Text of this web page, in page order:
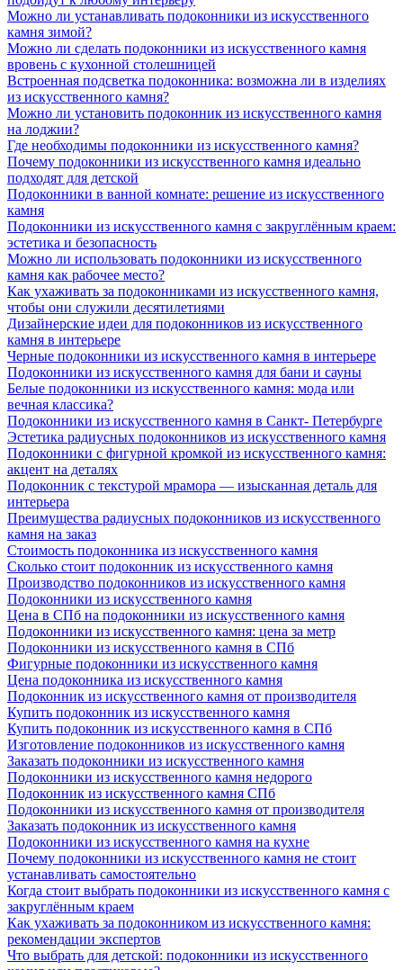
Можно ли устанавливать подоконники из искусственного
камня зимой?
Можно ли сделать подоконники из искусственного камня
вровень с кухонной столешницей
Встроенная подсветка подоконника: возможна ли в изделиях
из искусственного камня?
Можно ли установить подоконник из искусственного камня
на лоджии?
Где необходимы подоконники из искусственного камня?
Почему подоконники из искусственного камня идеально
подходят для детской
Подоконники в ванной комнате: решение из искусственного
камня
Подоконники из искусственного камня с закруглённым краем:
эстетика и безопасность
Можно ли использовать подоконники из искусственного
камня как рабочее место?
Как ухаживать за подоконниками из искусственного камня,
чтобы они служили десятилетиями
Дизайнерские идеи для подоконников из искусственного
камня в интерьере
Черные подоконники из искусственного камня в интерьере
Подоконники из искусственного камня для бани и сауны
Белые подоконники из искусственного камня: мода или
вечная классика?
Подоконники из искусственного камня в Санкт- Петербурге
Эстетика радиусных подоконников из искусственного камня
Подоконники с фигурной кромкой из искусственного камня:
акцент на деталях
Подоконник с текстурой мрамора — изысканная деталь для
интерьера
Преимущества радиусных подоконников из искусственного
камня на заказ
Стоимость подоконника из искусственного камня
Сколько стоит подоконник из искусственного камня
Производство подоконников из искусственного камня
Подоконники из искусственного камня
Цена в СПб на подоконники из искусственного камня
Подоконники из искусственного камня: цена за метр
Подоконники из искусственного камня в СПб
Фигурные подоконники из искусственного камня
Цена подоконника из искусственного камня
Подоконник из искусственного камня от производителя
Купить подоконник из искусственного камня
Купить подоконник из искусственного камня в СПб
Изготовление подоконников из искусственного камня
Заказать подоконники из искусственного камня
Подоконники из искусственного камня недорого
Подоконник из искусственного камня СПб
Подоконники из искусственного камня от производителя
Заказать подоконник из искусственного камня
Подоконники из искусственного камня на кухне
Почему подоконники из искусственного камня не стоит
устанавливать самостоятельно
Когда стоит выбрать подоконники из искусственного камня с
закруглённым краем
Как ухаживать за подоконником из искусственного камня:
рекомендации экспертов
Что выбрать для детской: подоконники из искусственного